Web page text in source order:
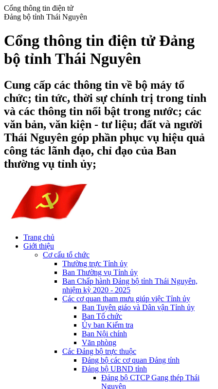
Cổng thông tin điện tử
Đảng bộ tỉnh Thái Nguyên
Cổng thông tin điện tử Đảng
bộ tỉnh Thái Nguyên
Cung cấp các thông tin về bộ máy tổ
chức; tin tức, thời sự chính trị trong tỉnh
và các thông tin nổi bật trong nước; các
văn bản, văn kiện - tư liệu; đất và người
Thái Nguyên góp phần phục vụ hiệu quả
công tác lãnh đạo, chỉ đạo của Ban
thường vụ tỉnh ủy;
Trang chủ
Giới thiệu
Cơ cấu tổ chức
Thường trực Tỉnh ủy
Ban Thường vụ Tỉnh ủy
Ban Chấp hành Đảng bộ tỉnh Thái Nguyên,
nhiệm kỳ 2020 - 2025
Các cơ quan tham mưu giúp việc Tỉnh ủy
Ban Tuyên giáo và Dân vận Tỉnh ủy
Ban Tổ chức
Ủy ban Kiểm tra
Ban Nội chính
Văn phòng
Các Đảng bộ trực thuộc
Đảng bộ các cơ quan Đảng tỉnh
Đảng bộ UBND tỉnh
Đảng bộ CTCP Gang thép Thái
Nguyên